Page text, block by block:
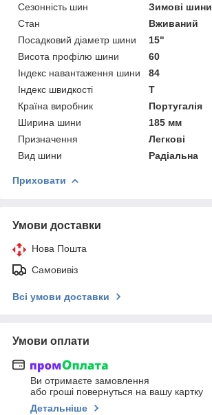
Сезонність шин
Зимові шини
Стан
Вживаний
Посадковий діаметр шини
15"
Висота профілю шини
60
Індекс навантаження шини
84
Індекс швидкості
T
Країна виробник
Португалія
Ширина шини
185 мм
Призначення
Легкові
Вид шини
Радіальна
Приховати
Умови доставки
Нова Пошта
Самовивіз
Всі умови доставки
Умови оплати
Ви отримаєте замовлення
або гроші повернуться на вашу картку
Детальніше